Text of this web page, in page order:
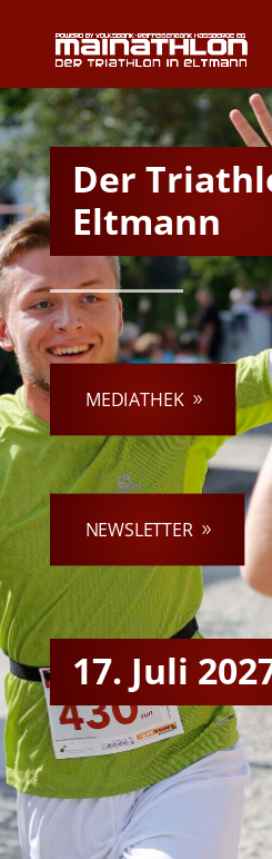
Der
Eltmann
MEDIATHEK
NEWSLETTER
17. Juli